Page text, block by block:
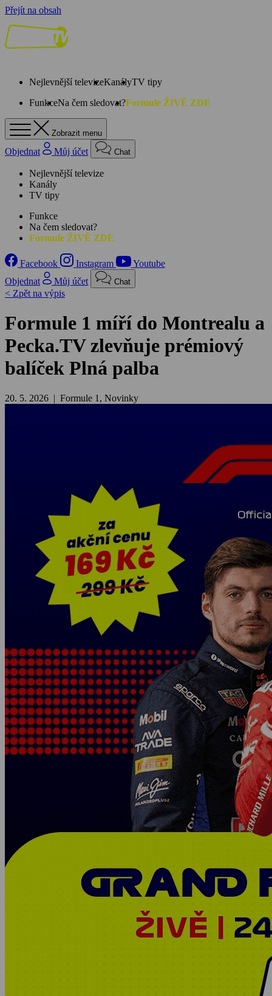
Přejít na obsah
Nejlevnější televizeKanályTV tipy
FunkceNa čem sledovat?Formule ŽIVĚ ZDE
Zobrazit menu
Objednat Můj účet Chat
Nejlevnější televize
Kanály
TV tipy
Funkce
Na čem sledovat?
Formule ŽIVĚ ZDE
Facebook Instagram
Youtube
Objednat
Můj účet Chat
< Zpět na výpis
Formule 1 míří do Montrealu a
Pecka.TV zlevňuje prémiový
balíček Plná palba
20. 5. 2026 | Formule 1, Novinky